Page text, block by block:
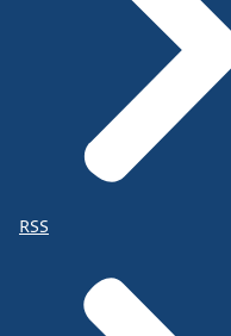
RSS